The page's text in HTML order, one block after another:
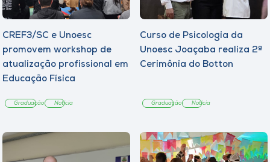
CREF3/SC e Unoesc
promovem workshop de
atualização profissional em
Educação Física
Graduação Notícia
Curso de Psicologia da
Unoesc Joaçaba realiza 2ª
Cerimônia do Botton
Graduação Notícia